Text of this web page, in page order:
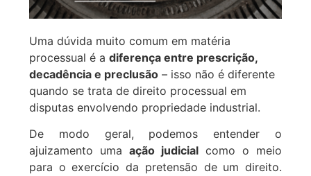
Uma dúvida muito comum em matéria
processual é a diferença entre prescrição,
decadência e preclusão – isso não é diferente
quando se trata de direito processual em
disputas envolvendo propriedade industrial.
De modo geral, podemos entender o
ajuizamento uma ação judicial como o meio
para o exercício da pretensão de um direito.